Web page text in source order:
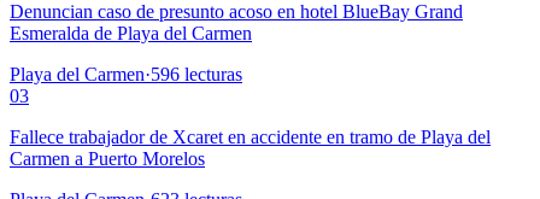
Denuncian caso de presunto acoso en hotel BlueBay Grand
Esmeralda de Playa del Carmen
Playa del Carmen·596 lecturas
03
Fallece trabajador de Xcaret en accidente en tramo de Playa del
Carmen a Puerto Morelos